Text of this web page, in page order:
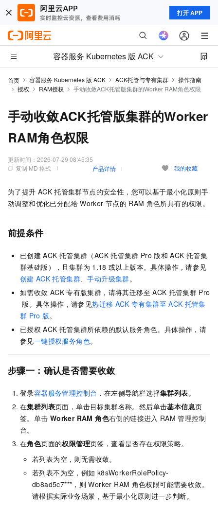
打开 APP
容器服务 Kubernetes 版 ACK
首页 容器服务 Kubernetes 版 ACK ACK托管与专有集群
操作指南
授权
RAM授权 手动收敛ACK托管版集群的Worker RAM角色权限
手动收敛ACK托管版集群的Worker
RAM角色权限
更新时间： 2026-07-29 08:45:35
复制 MD 格式
产品详情 我的收藏
为了提升 ACK 托管集群节点的安全性，您可以基于最小化原则手
动调整和优化已分配给 Worker 节点的 RAM 角色所具有的权限。
前提条件
已创建 ACK 托管集群 （ACK 托管集群 Pro 版和 ACK 托管集
群基础版 ），且集群为 1.18 或以上版本。具体操作，请参见
创建 ACK 托管集群、手动升级集群。
如需收敛 ACK 专有版集群 ，请将其迁移至 ACK 托管集群 Pro
版。具体操作，请参见热迁移 ACK 专有集群至 ACK 托管集
群 Pro 版。
已授权 ACK 托管集群所依赖的默认服务角色。具体操作，请
参见一键授权服务角色。
步骤一：确认是否需要收敛
登录容器服务管理控制台 ，在左侧导航栏选择集群列表。
在集群列表页面，单击目标集群名称。然后单击基本信息页
签。单击 Worker RAM 角色右侧的链接进入 RAM 管理控制
台。
在角色页面的权限管理页签，查看是否存在权限策略。
若列表为空，则无需收敛。
若列表不为空，例如 k8sWorkerRolePolicy-
db8ad5c7***，则 Worker RAM 角色权限可能需要收敛。
请根据实际业务场景，基于最小化原则进一步判断。